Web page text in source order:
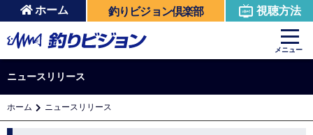
ホーム 釣りビジョン倶楽部 視聴方法
メニュー
ニュースリリース
ホーム ニュースリリース